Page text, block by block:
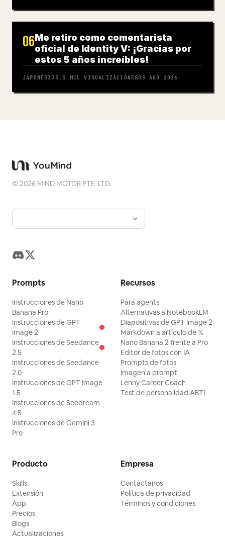
06Me retiro como comentarista
oficial de Identity V: ¡Gracias por
estos 5 años increíbles!
JAPONÉS333,3 MIL VISUALIZACIONES09 AGO 2026
©2026 MIND MOTOR PTE. LTD.
Prompts
Instrucciones de Nano
Banana Pro
Instrucciones de GPT
Image 2
Instrucciones de Seedance
2.5
Instrucciones de Seedance
2.0
Instrucciones de GPT Image
1.5
Instrucciones de Seedream
4.5
Instrucciones de Gemini 3
Pro
Recursos
Para agents
Alternativas a NotebookLM
Diapositivas de GPT Image 2
Markdown a artículo de 𝕏
Nano Banana 2 frente a Pro
Editor de fotos con IA
Prompts de fotos
Imagen a prompt
Lenny Career Coach
Test de personalidad ABTI
Producto
Skills
Extensión
App
Precios
Blogs
Actualizaciones
Empresa
Contáctanos
Política de privacidad
Términos y condiciones